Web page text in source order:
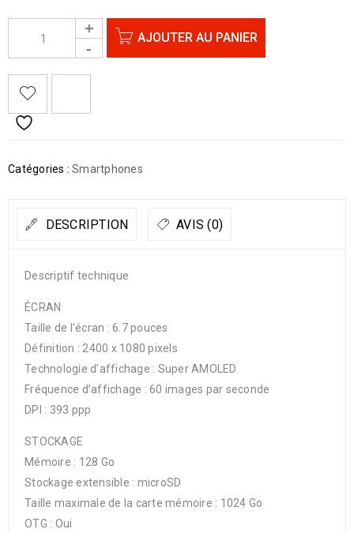
AJOUTER AU PANIER
Catégories : Smartphones
DESCRIPTION AVIS (0)
Descriptif technique
ÉCRAN
Taille de l’écran : 6.7 pouces
Définition : 2400 x 1080 pixels
Technologie d’affichage : Super AMOLED
Fréquence d’affichage : 60 images par seconde
DPI : 393 ppp
STOCKAGE
Mémoire : 128 Go
Stockage extensible : microSD
Taille maximale de la carte mémoire : 1024 Go
OTG : Oui